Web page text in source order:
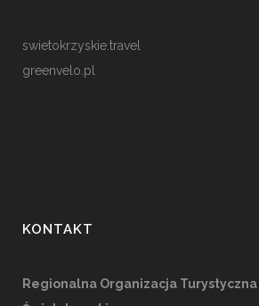
swietokrzyskie.travel
greenvelo.pl
KONTAKT
Regionalna Organizacja